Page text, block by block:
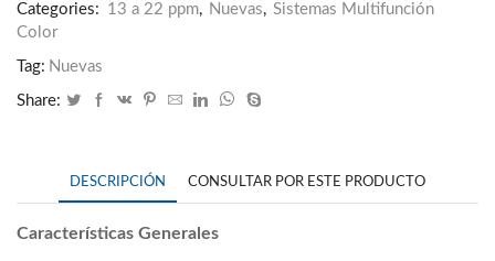
Categories: 13 a 22 ppm, Nuevas, Sistemas Multifunción
Color
Tag: Nuevas
Share:
DESCRIPCIÓN CONSULTAR POR ESTE PRODUCTO
Características Generales